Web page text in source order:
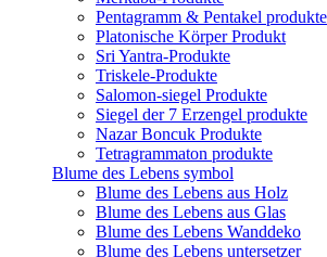
Pentagramm & Pentakel produkte
Platonische Körper Produkt
Sri Yantra-Produkte
Triskele-Produkte
Salomon-siegel Produkte
Siegel der 7 Erzengel produkte
Nazar Boncuk Produkte
Tetragrammaton produkte
Blume des Lebens symbol​
Blume des Lebens aus Holz
Blume des Lebens aus Glas
Blume des Lebens Wanddeko
Blume des Lebens untersetzer